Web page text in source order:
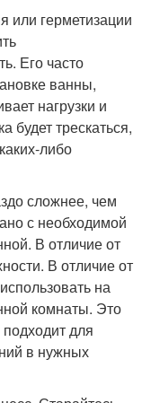
или герметизации
Его часто
ванны,
нагрузки и
будет трескаться,
либо
сложнее, чем
с необходимой
В отличие от
В отличие от
на
комнаты. Это
для
в нужных